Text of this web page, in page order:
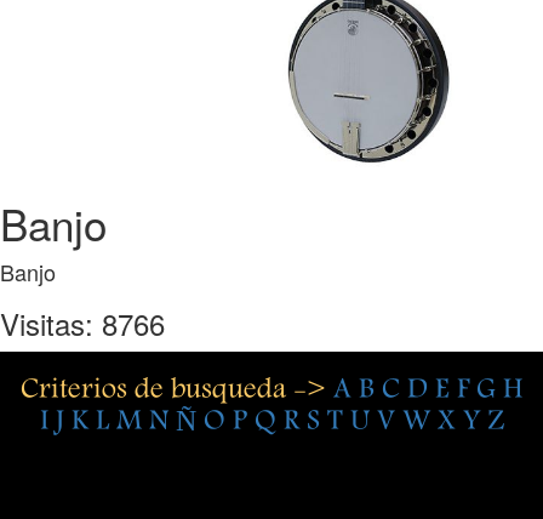
Banjo
Banjo
Visitas: 8766
Criterios de busqueda -> A B C D E F G H
I J K L M N Ñ O P Q R S T U V W X Y Z